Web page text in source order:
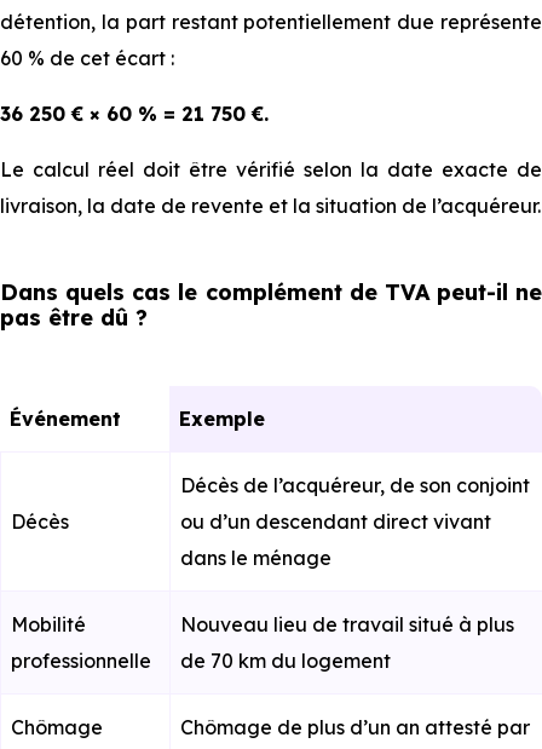
détention, la part restant potentiellement due représente
60 % de cet écart :
36 250 € × 60 % = 21 750 €.
Le calcul réel doit être vérifié selon la date exacte de
livraison, la date de revente et la situation de l’acquéreur.
Dans quels cas le complément de TVA peut-il ne
pas être dû ?
Événement Exemple
Décès
Décès de l’acquéreur, de son conjoint
ou d’un descendant direct vivant
dans le ménage
Mobilité
professionnelle
Nouveau lieu de travail situé à plus
de 70 km du logement
Chômage
Chômage de plus d’un an attesté par